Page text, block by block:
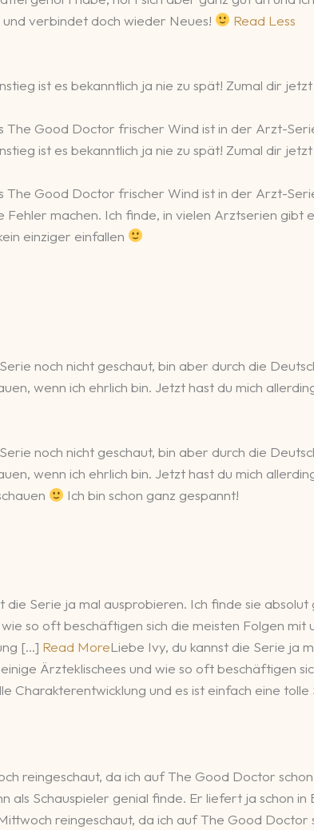
verbindet doch wieder Neues!
Read Less
ist es bekanntlich ja nie zu spät! Zumal dir
The Good Doctor frischer Wind ist in der Arzt-
ist es bekanntlich ja nie zu spät! Zumal dir
The Good Doctor frischer Wind ist in der Arzt-
Fehler machen. Ich finde, in vielen Arztserien
einziger einfallen
noch nicht geschaut, bin aber durch die
wenn ich ehrlich bin. Jetzt hast du mich
noch nicht geschaut, bin aber durch die
wenn ich ehrlich bin. Jetzt hast du mich
Ich bin schon ganz gespannt!
die Serie ja mal ausprobieren. Ich finde sie
so oft beschäftigen sich die meisten Folgen
[…] Read MoreLiebe Ivy, du kannst die Serie ja
Ärzteklischees und wie so oft beschäftigen
Charakterentwicklung und es ist einfach eine tolle
reingeschaut, da ich auf The Good Doctor
als Schauspieler genial finde. Er liefert ja schon
reingeschaut, da ich auf The Good